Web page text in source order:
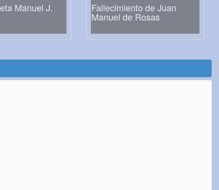
Manuel J. Fallecimiento de Juan
Manuel de Rosas